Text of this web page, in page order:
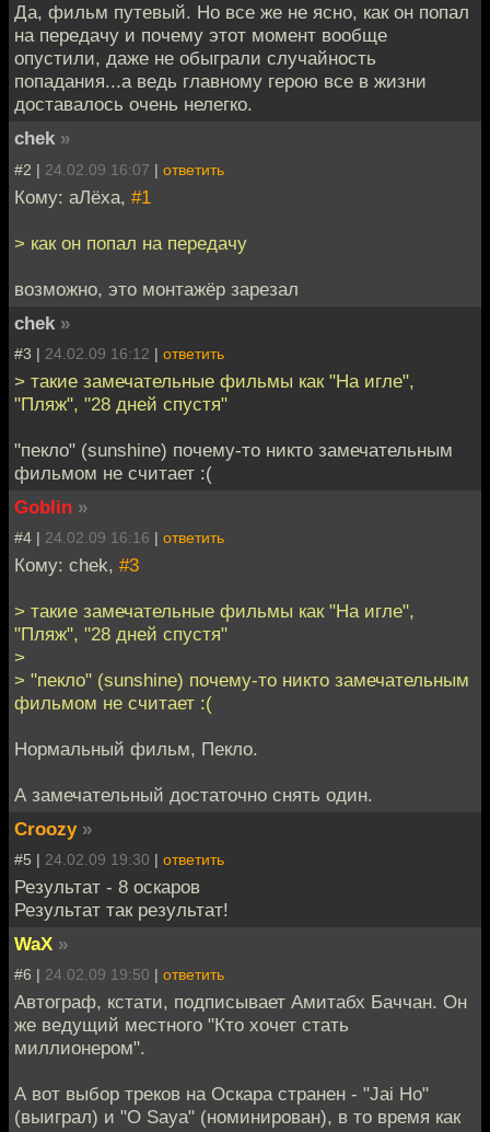
Да, фильм путевый. Но все же не ясно, как он попал
на передачу и почему этот момент вообще
опустили, даже не обыграли случайность
попадания...а ведь главному герою все в жизни
доставалось очень нелегко.
chek »
#2 | 24.02.09 16:07 | ответить
Кому: аЛёха, #1
> как он попал на передачу
возможно, это монтажёр зарезал
chek »
#3 | 24.02.09 16:12 | ответить
> такие замечательные фильмы как "На игле",
"Пляж", "28 дней спустя"
"пекло" (sunshine) почему-то никто замечательным
фильмом не считает :(
Goblin »
#4 | 24.02.09 16:16 | ответить
Кому: chek, #3
> такие замечательные фильмы как "На игле",
"Пляж", "28 дней спустя"
>
> "пекло" (sunshine) почему-то никто замечательным
фильмом не считает :(
Нормальный фильм, Пекло.
А замечательный достаточно снять один.
Croozy »
#5 | 24.02.09 19:30 | ответить
Результат - 8 оскаров
Результат так результат!
WaX »
#6 | 24.02.09 19:50 | ответить
Автограф, кстати, подписывает Амитабх Баччан. Он
же ведущий местного "Кто хочет стать
миллионером".
А вот выбор треков на Оскара странен - "Jai Ho"
(выиграл) и "O Saya" (номинирован), в то время как